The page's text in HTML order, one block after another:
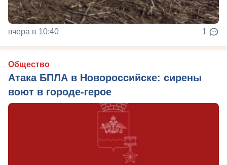
вчера в 10:40 1
Общество
Атака БПЛА в Новороссийске: сирены
воют в городе-герое